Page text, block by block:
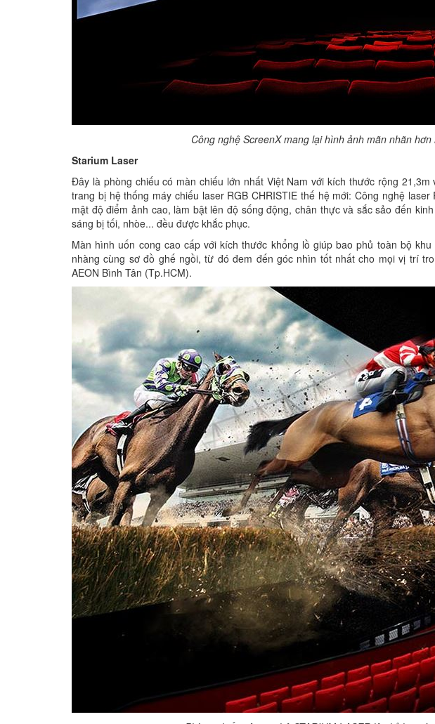
Công nghệ ScreenX mang lại hình ảnh mãn nhãn
Starium Laser
Đây là phòng chiếu có màn chiếu lớn nhất Việt Nam với kích thước rộng
trang bị hệ thống máy chiếu laser RGB CHRISTIE thế hệ mới: Công nghệ
mật độ điểm ảnh cao, làm bật lên độ sống động, chân thực và sắc sảo đến
sáng bị tối, nhòe... đều được khắc phục.
Màn hình uốn cong cao cấp với kích thước khổng lồ giúp bao phủ toàn bộ
nhàng cùng sơ đồ ghế ngồi, từ đó đem đến góc nhìn tốt nhất cho mọi vị trí
AEON Bình Tân (Tp.HCM).